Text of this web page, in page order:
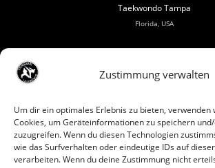
Zustimmung verwalten
Um dir ein optimales Erlebnis zu bieten, verwenden
Cookies, um Geräteinformationen zu speichern
zuzugreifen. Wenn du diesen Technologien
wie das Surfverhalten oder eindeutige IDs auf
verarbeiten. Wenn du deine Zustimmung nicht
Taekwondo Tampa
Florida, USA